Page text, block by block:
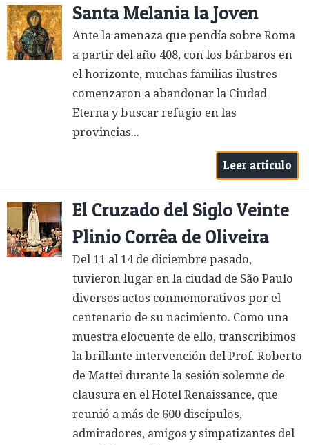
Santa Melania la Joven
Ante la amenaza que pendía sobre Roma
a partir del año 408, con los bárbaros en
el horizonte, muchas familias ilustres
comenzaron a abandonar la Ciudad
Eterna y buscar refugio en las
provincias...
Leer artículo
El Cruzado del Siglo Veinte
Plinio Corrêa de Oliveira
Del 11 al 14 de diciembre pasado,
tuvieron lugar en la ciudad de São Paulo
diversos actos conmemorativos por el
centenario de su nacimiento. Como una
muestra elocuente de ello, transcribimos
la brillante intervención del Prof. Roberto
de Mattei durante la sesión solemne de
clausura en el Hotel Renaissance, que
reunió a más de 600 discípulos,
admiradores, amigos y simpatizantes del